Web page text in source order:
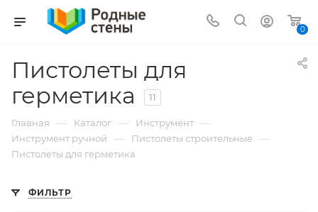
0
Пистолеты для
герметика
11
Главная — Каталог — Инструмент —
Инструмент ручной — Пистолеты строительные —
Пистолеты для герметика
ФИЛЬТР